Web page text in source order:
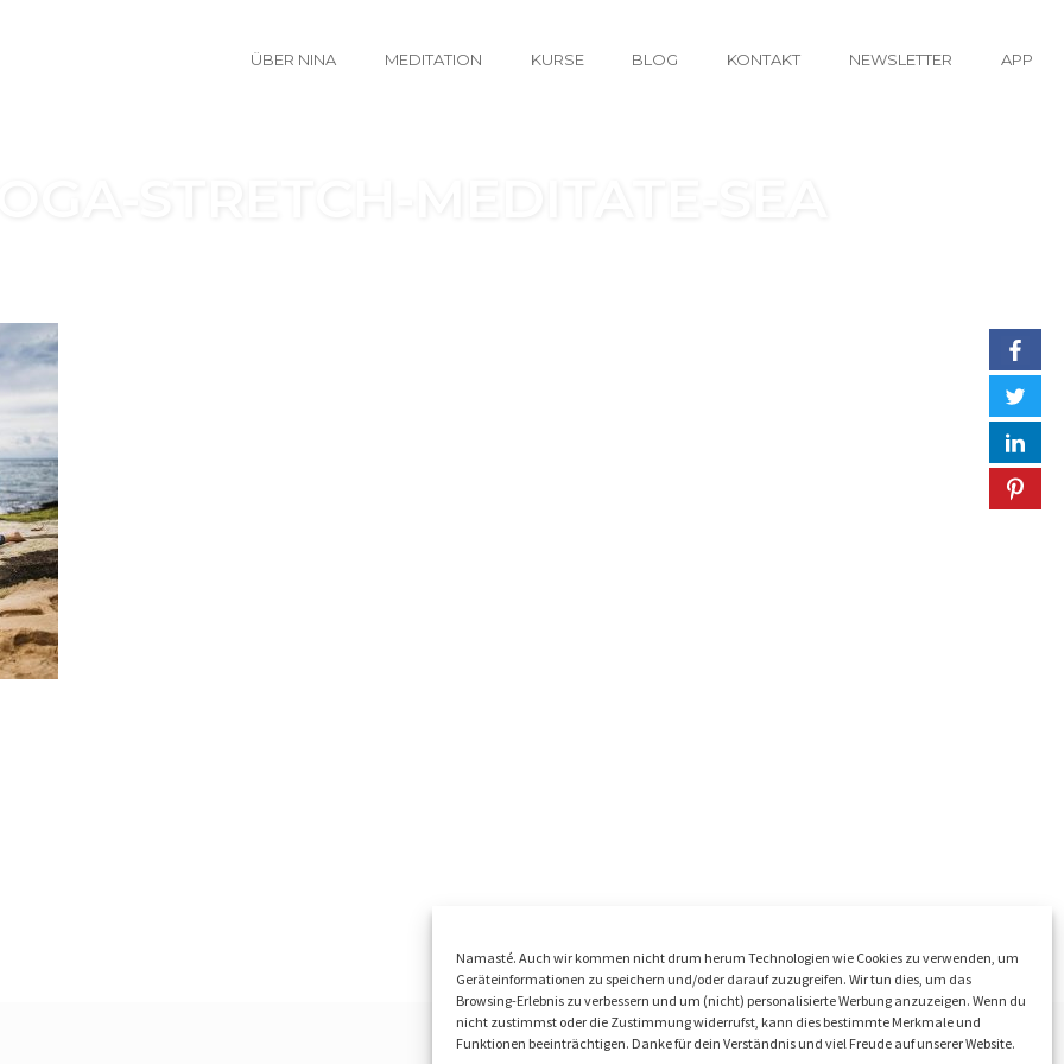
Namasté. Auch wir kommen nicht drum herum Technologien wie Cookies zu verwenden, um
Geräteinformationen zu speichern und/oder darauf zuzugreifen. Wir tun dies, um das
Browsing-Erlebnis zu verbessern und um (nicht) personalisierte Werbung anzuzeigen. Wenn du
nicht zustimmst oder die Zustimmung widerrufst, kann dies bestimmte Merkmale und
Funktionen beeinträchtigen. Danke für dein Verständnis und viel Freude auf unserer Website.
ÜBER NINA MEDITATION KURSE BLOG KONTAKT NEWSLETTER APP